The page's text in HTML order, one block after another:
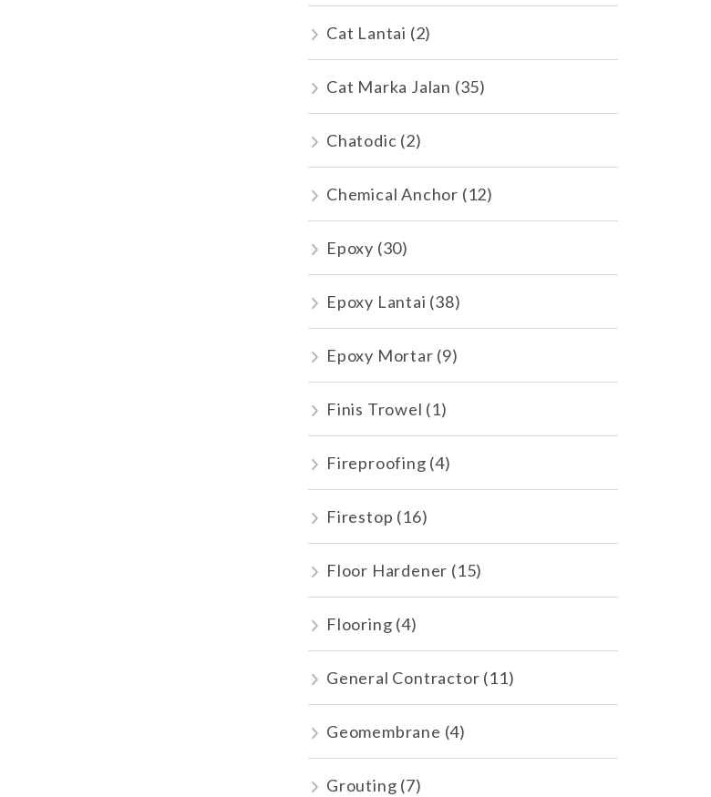
Cat Lantai (2)
Cat Marka Jalan (35)
Chatodic (2)
Chemical Anchor (12)
Epoxy (30)
Epoxy Lantai (38)
Epoxy Mortar (9)
Finis Trowel (1)
Fireproofing (4)
Firestop (16)
Floor Hardener (15)
Flooring (4)
General Contractor (11)
Geomembrane (4)
Grouting (7)